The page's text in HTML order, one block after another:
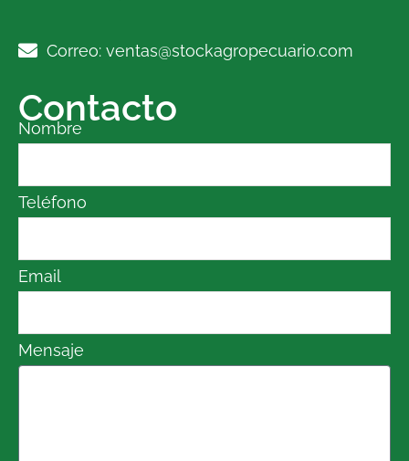
Correo: ventas@stockagropecuario.com
Contacto
Nombre
Teléfono
Email
Mensaje